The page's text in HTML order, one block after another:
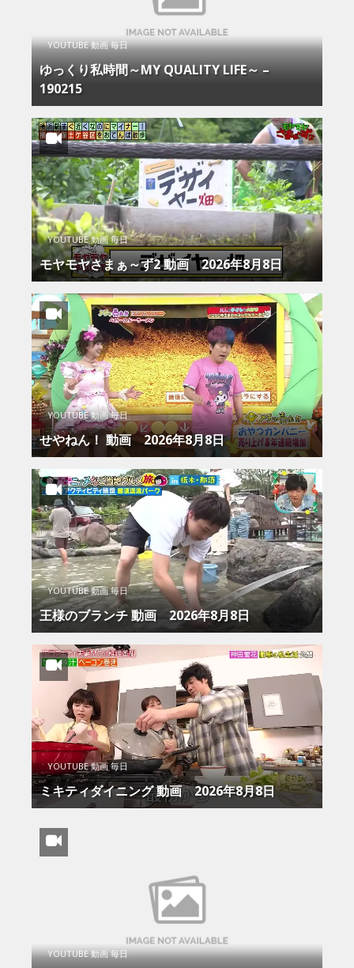
YOUTUBE 動画 毎日
ゆっくり私時間～MY QUALITY LIFE～ –
190215
YOUTUBE 動画 毎日
モヤモヤさまぁ～ず2 動画 2026年8月8日
YOUTUBE 動画 毎日
せやねん！ 動画 2026年8月8日
YOUTUBE 動画 毎日
王様のブランチ 動画 2026年8月8日
YOUTUBE 動画 毎日
ミキティダイニング 動画 2026年8月8日
YOUTUBE 動画 毎日